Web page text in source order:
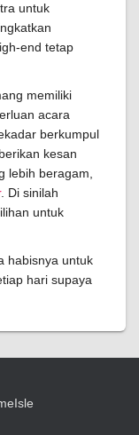
untuk
end tetap
memiliki
acara
berkumpul
kesan
lebih beragam,
. Di sinilah
untuk
habisnya untuk
hari supaya